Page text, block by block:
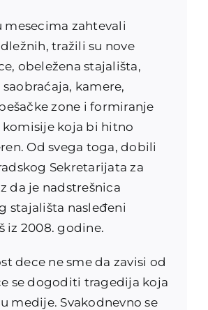
mesecima zahtevali
tražili su nove
obeležena stajališta,
kamere,
zone i formiranje
koja bi hitno
Od svega toga, dobili
Sekretarijata za
da je nadstrešnica
stajališta nasleđeni
iz 2008. godine.
dece ne sme da zavisi od
se dogoditi tragedija koja
medije. Svakodnevno se